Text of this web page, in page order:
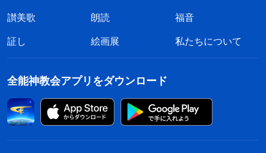
下ってくる新しいエルサレムの名と、わたしの新し
い名とを、書きつけよう。耳のある者は、御霊が諸
13)。「わたしには、あなたがたに言うべきことが
まだ多くあるが、あなたがたは今はそれに堪えられ
ない。けれども真理の御霊が来る時には、あなたが
たをあらゆる真理に導いてくれるであろう。それは
讃美歌
朗読
福音
証し
絵画展 私たちについて
全能神教会アプリをダウンロード